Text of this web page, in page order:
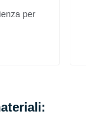
per